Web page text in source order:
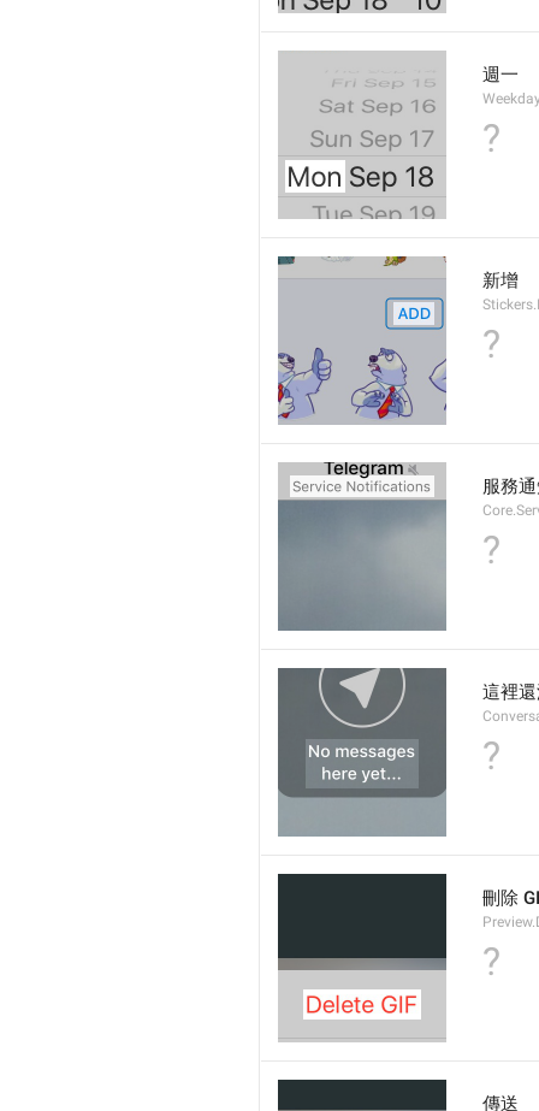
週一
?
新增
?
服務
?
這裡
?
刪除
?
傳送